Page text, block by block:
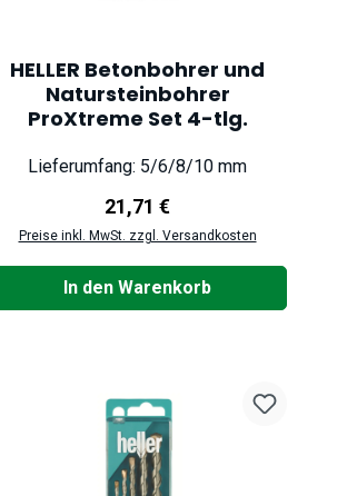
HELLER Betonbohrer und
Natursteinbohrer
ProXtreme Set 4-tlg.
Lieferumfang: 5/6/8/10 mm
Regulärer Preis:
21,71 €
Preise inkl. MwSt. zzgl. Versandkosten
In den Warenkorb